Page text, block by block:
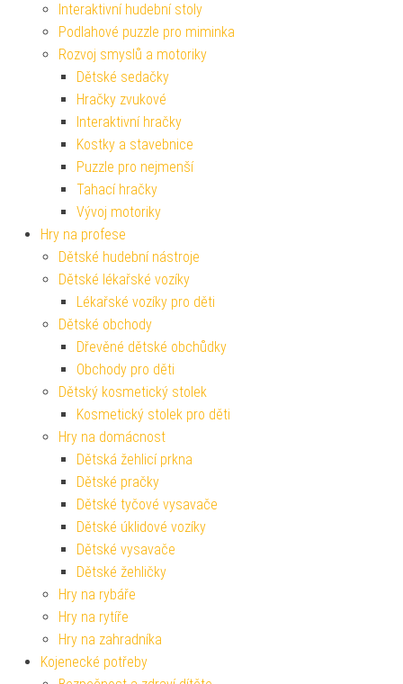
Interaktivní hudební stoly
Podlahové puzzle pro miminka
Rozvoj smyslů a motoriky
Dětské sedačky
Hračky zvukové
Interaktivní hračky
Kostky a stavebnice
Puzzle pro nejmenší
Tahací hračky
Vývoj motoriky
Hry na profese
Dětské hudební nástroje
Dětské lékařské vozíky
Lékařské vozíky pro děti
Dětské obchody
Dřevěné dětské obchůdky
Obchody pro děti
Dětský kosmetický stolek
Kosmetický stolek pro děti
Hry na domácnost
Dětská žehlicí prkna
Dětské pračky
Dětské tyčové vysavače
Dětské úklidové vozíky
Dětské vysavače
Dětské žehličky
Hry na rybáře
Hry na rytíře
Hry na zahradníka
Kojenecké potřeby